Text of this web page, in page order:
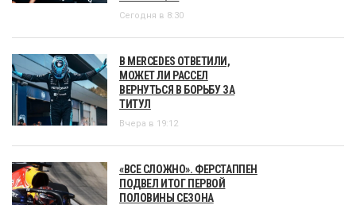
Сегодня в 8:30
В MERCEDES ОТВЕТИЛИ,
МОЖЕТ ЛИ РАССЕЛ
ВЕРНУТЬСЯ В БОРЬБУ ЗА
ТИТУЛ
Вчера в 19:12
«ВСЕ СЛОЖНО». ФЕРСТАППЕН
ПОДВЕЛ ИТОГ ПЕРВОЙ
ПОЛОВИНЫ СЕЗОНА